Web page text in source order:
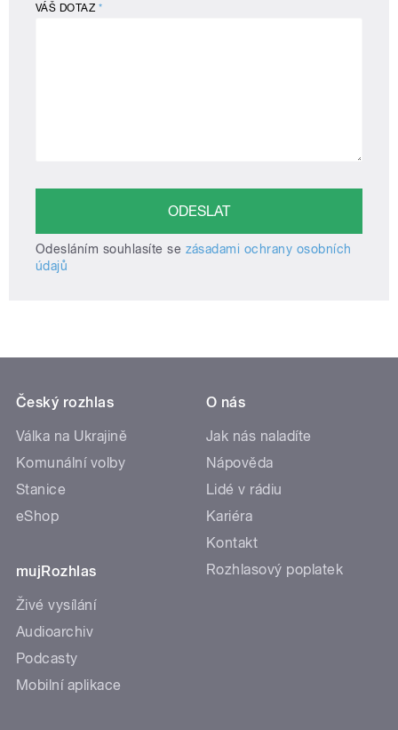
VÁŠ DOTAZ *
Odesláním souhlasíte se zásadami ochrany osobních
údajů
Český rozhlas
Válka na Ukrajině
Komunální volby
Stanice
eShop
mujRozhlas
Živé vysílání
Audioarchiv
Podcasty
Mobilní aplikace
O nás
Jak nás naladíte
Nápověda
Lidé v rádiu
Kariéra
Kontakt
Rozhlasový poplatek